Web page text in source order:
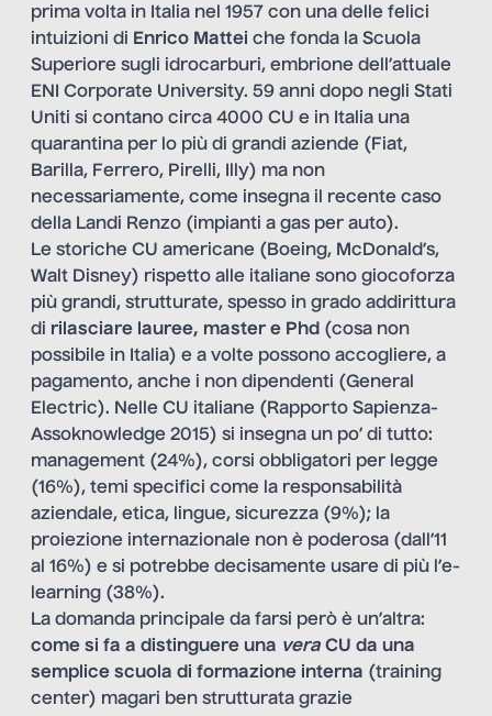
prima volta in Italia nel 1957 con una delle felici
intuizioni di Enrico Mattei che fonda la Scuola
Superiore sugli idrocarburi, embrione dell’attuale
ENI Corporate University. 59 anni dopo negli Stati
Uniti si contano circa 4000 CU e in Italia una
quarantina per lo più di grandi aziende (Fiat,
Barilla, Ferrero, Pirelli, Illy) ma non
necessariamente, come insegna il recente caso
della Landi Renzo (impianti a gas per auto).
Le storiche CU americane (Boeing, McDonald’s,
Walt Disney) rispetto alle italiane sono giocoforza
più grandi, strutturate, spesso in grado addirittura
di rilasciare lauree, master e Phd (cosa non
possibile in Italia) e a volte possono accogliere, a
pagamento, anche i non dipendenti (General
Electric). Nelle CU italiane (Rapporto Sapienza-
Assoknowledge 2015) si insegna un po’ di tutto:
management (24%), corsi obbligatori per legge
(16%), temi specifici come la responsabilità
aziendale, etica, lingue, sicurezza (9%); la
proiezione internazionale non è poderosa (dall’11
al 16%) e si potrebbe decisamente usare di più l’e-
learning (38%).
La domanda principale da farsi però è un’altra:
come si fa a distinguere una vera CU da una
semplice scuola di formazione interna (training
center) magari ben strutturata grazie